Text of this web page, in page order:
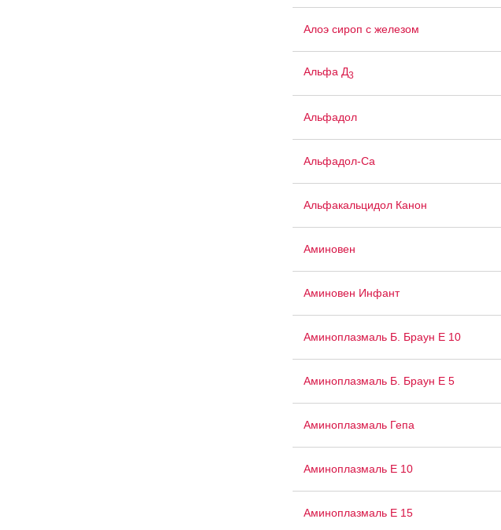
Алоэ сироп с железом
Альфа Д3
Альфадол
Альфадол-Са
Альфакальцидол Канон
Аминовен
Аминовен Инфант
Аминоплазмаль Б. Браун Е 10
Аминоплазмаль Б. Браун Е 5
Аминоплазмаль Гепа
Аминоплазмаль Е 10
Аминоплазмаль Е 15